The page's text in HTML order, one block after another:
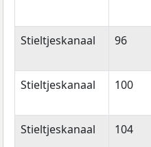
Stieltjeskanaal 96
Stieltjeskanaal 100
Stieltjeskanaal 104